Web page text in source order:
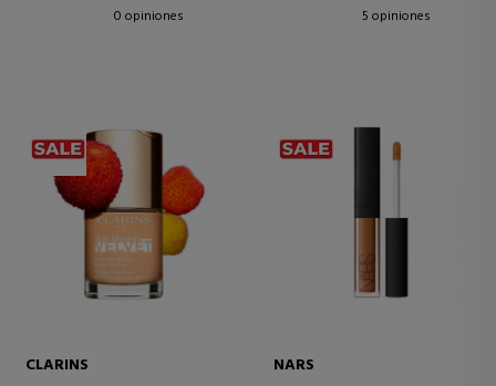
0 opiniones
5 opiniones
CLARINS
NARS